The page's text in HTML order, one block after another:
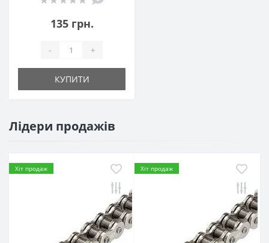
135 грн.
- +
КУПИТИ
Лідери продажів
Хіт продаж Хіт продаж